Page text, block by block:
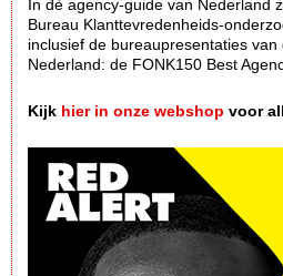
In dè agency-guide van Nederland
Bureau Klanttevredenheids-
inclusief de bureaupresentaties
Nederland: de FONK150 Best
Kijk hier in onze webshop voor